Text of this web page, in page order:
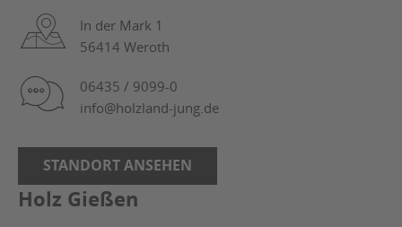
In der Mark 1
56414 Weroth
06435 / 9099-0
info@holzland-jung.de
STANDORT ANSEHEN
Holz Gießen